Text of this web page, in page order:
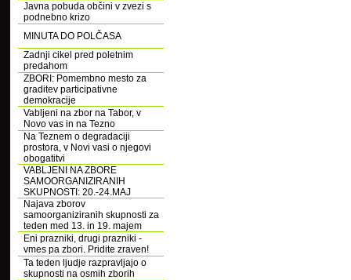
Javna pobuda občini v zvezi s
podnebno krizo
MINUTA DO POLČASA
Zadnji cikel pred poletnim
predahom
ZBORI: Pomembno mesto za
graditev participativne
demokracije
Vabljeni na zbor na Tabor, v
Novo vas in na Tezno
Na Teznem o degradaciji
prostora, v Novi vasi o njegovi
obogatitvi
VABLJENI NA ZBORE
SAMOORGANIZIRANIH
SKUPNOSTI: 20.-24.MAJ
Najava zborov
samoorganiziranih skupnosti za
teden med 13. in 19. majem
Eni prazniki, drugi prazniki -
vmes pa zbori. Pridite zraven!
Ta teden ljudje razpravljajo o
skupnosti na osmih zborih